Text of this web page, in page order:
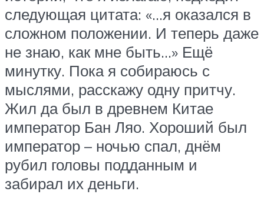
следующая цитата: «…я оказался в
сложном положении. И теперь даже
не знаю, как мне быть…» Ещё
минутку. Пока я собираюсь с
мыслями, расскажу одну притчу.
Жил да был в древнем Китае
император Бан Ляо. Хороший был
император – ночью спал, днём
рубил головы подданным и
забирал их деньги.